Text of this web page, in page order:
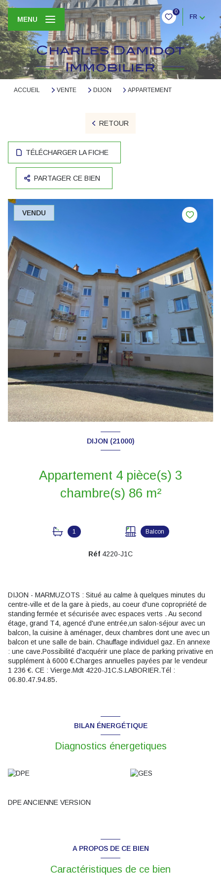
0
FR
MENU
ACCUEIL VENTE DIJON APPARTEMENT
RETOUR
TÉLÉCHARGER LA FICHE
PARTAGER CE BIEN
VENDU
DIJON (21000)
Appartement 4 pièce(s) 3
chambre(s) 86 m²
1 Balcon
Réf 4220-J1C
DIJON - MARMUZOTS : Situé au calme à quelques minutes du
centre-ville et de la gare à pieds, au coeur d'une copropriété de
standing fermée et sécurisée avec espaces verts . Au second
étage, grand T4, agencé d'une entrée,un salon-séjour avec un
balcon, la cuisine à aménager, deux chambres dont une avec un
balcon et une salle de bain. Chauffage individuel gaz. En annexe
: une cave.Possibilité d'acquérir une place de parking privative en
supplément à 6000 €.Charges annuelles payées par le vendeur
1 236 €. CE : Vierge.Mdt 4220-J1C.S.LABORIER.Tél :
06.80.47.94.85.
BILAN ÉNERGÉTIQUE
Diagnostics énergetiques
DPE ANCIENNE VERSION
A PROPOS DE CE BIEN
Caractéristiques de ce bien